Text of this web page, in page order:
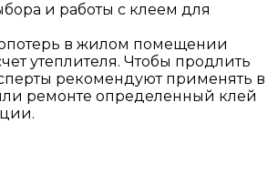
и работы с клеем для
в жилом помещении
утеплителя. Чтобы продлить
рекомендуют применять в
ремонте определенный клей